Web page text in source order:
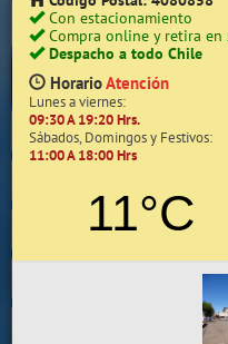
Con estacionamiento
Compra online y retira en
Despacho a todo Chile
HorarioAtención
Lunes a viernes:
09:30 A 19:20 Hrs.
Sábados, Domingos y Festivos:
11:00 A 18:00 Hrs
11°C